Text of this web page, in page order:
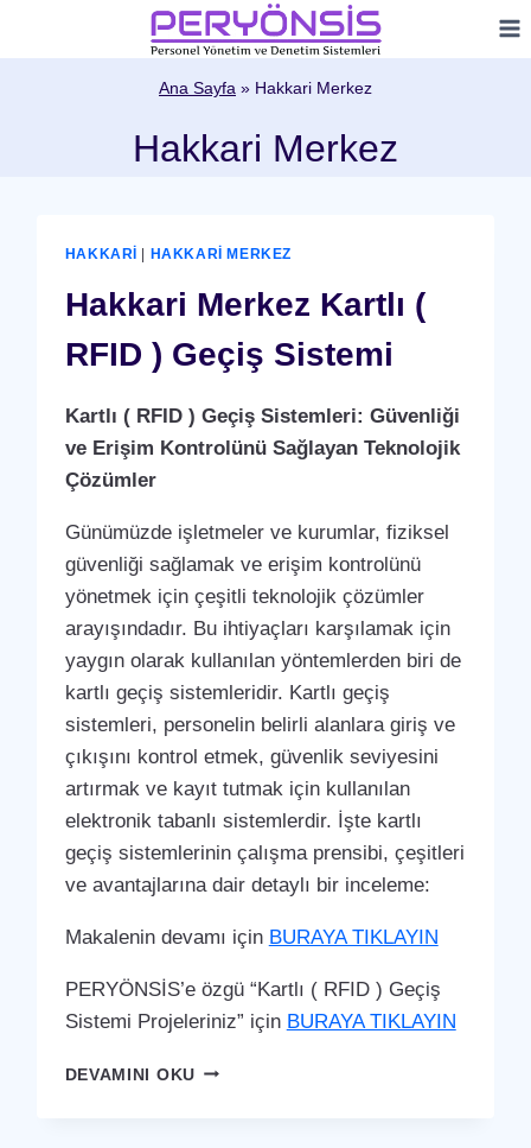
Ana Sayfa » Hakkari Merkez
Hakkari Merkez
HAKKARI | HAKKARI MERKEZ
Hakkari Merkez Kartlı (
RFID ) Geçiş Sistemi
Kartlı ( RFID ) Geçiş Sistemleri: Güvenliği
ve Erişim Kontrolünü Sağlayan Teknolojik
Çözümler
Günümüzde işletmeler ve kurumlar, fiziksel
güvenliği sağlamak ve erişim kontrolünü
yönetmek için çeşitli teknolojik çözümler
arayışındadır. Bu ihtiyaçları karşılamak için
yaygın olarak kullanılan yöntemlerden biri de
kartlı geçiş sistemleridir. Kartlı geçiş
sistemleri, personelin belirli alanlara giriş ve
çıkışını kontrol etmek, güvenlik seviyesini
artırmak ve kayıt tutmak için kullanılan
elektronik tabanlı sistemlerdir. İşte kartlı
geçiş sistemlerinin çalışma prensibi, çeşitleri
ve avantajlarına dair detaylı bir inceleme:
Makalenin devamı için BURAYA TIKLAYIN
PERYÖNSİS’e özgü “Kartlı ( RFID ) Geçiş
Sistemi Projeleriniz” için BURAYA TIKLAYIN
DEVAMINI OKUHAKKARI